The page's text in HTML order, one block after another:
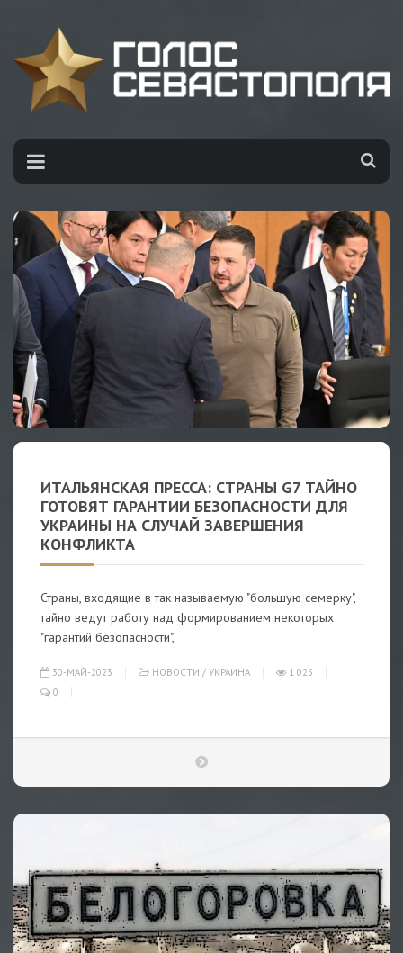
ИТАЛЬЯНСКАЯ ПРЕССА: СТРАНЫ G7 ТАЙНО
ГОТОВЯТ ГАРАНТИИ БЕЗОПАСНОСТИ ДЛЯ
УКРАИНЫ НА СЛУЧАЙ ЗАВЕРШЕНИЯ
КОНФЛИКТА
Страны, входящие в так называемую "большую семерку",
тайно ведут работу над формированием некоторых
"гарантий безопасности",
30-МАЙ-2023 НОВОСТИ / УКРАИНА
1 025
0